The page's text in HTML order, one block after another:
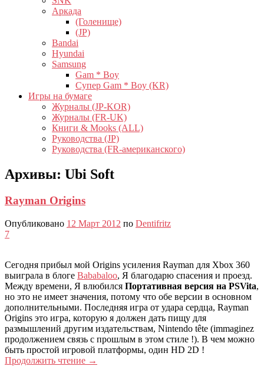
Аркада
(Голенище)
(JP)
Bandai
Hyundai
Samsung
Gam * Boy
Супер Gam * Boy (KR)
Игры на бумаге
Журналы (JP-KOR)
Журналы (FR-UK)
Книги & Mooks (ALL)
Руководства (JP)
Руководства (FR-американского)
Архивы: Ubi Soft
Rayman Origins
Опубликовано 12 Март 2012 по Dentifritz
7
Сегодня прибыл мой Origins усиления Rayman для Xbox 360
выиграла в блоге Bababaloo, Я благодарю спасения и проезд.
Между времени, Я влюбился Портативная версия на PSVita,
но это не имеет значения, потому что обе версии в основном
дополнительными. Последняя игра от удара сердца, Rayman
Origins это игра, которую я должен дать пищу для
размышлений другим издательствам, Nintendo tête (immaginez
продолжением связь с прошлым в этом стиле !). В чем можно
быть простой игровой платформы, один HD 2D !
Продолжить чтение →